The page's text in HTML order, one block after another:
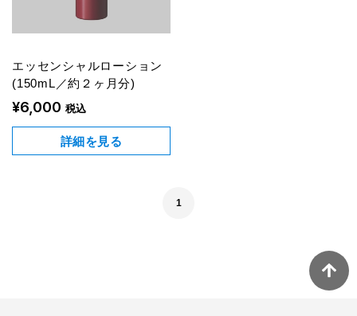
エッセンシャルローション
(150mL／約２ヶ月分)
¥6,000 税込
詳細を見る
1